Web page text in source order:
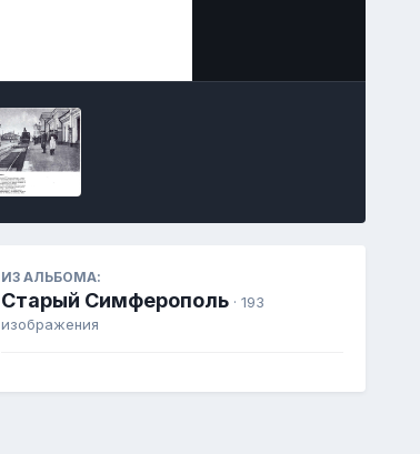
ИЗ АЛЬБОМА:
Старый Симферополь · 193
изображения